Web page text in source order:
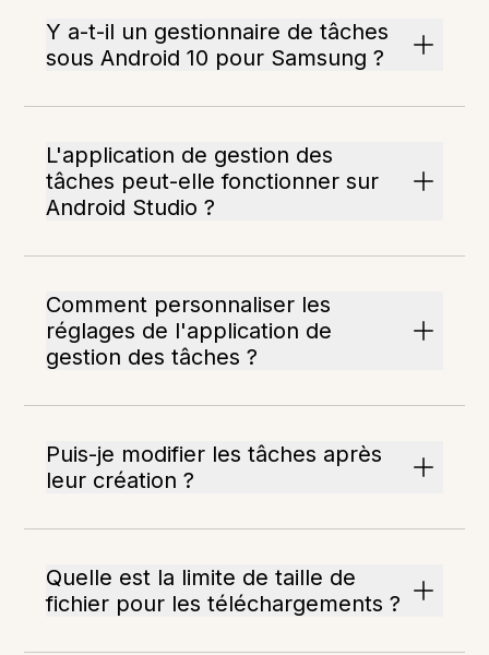
Y a-t-il un gestionnaire de tâches
sous Android 10 pour Samsung ?
L'application de gestion des
tâches peut-elle fonctionner sur
Android Studio ?
Comment personnaliser les
réglages de l'application de
gestion des tâches ?
Puis-je modifier les tâches après
leur création ?
Quelle est la limite de taille de
fichier pour les téléchargements ?